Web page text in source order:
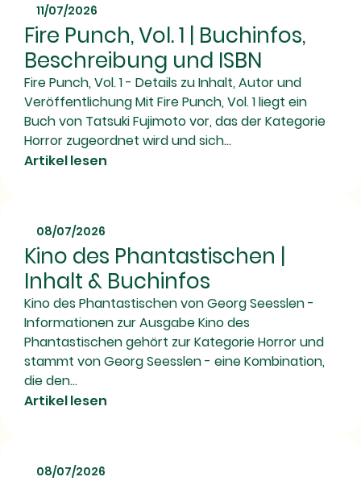
11/07/2026
Fire Punch, Vol. 1 | Buchinfos,
Beschreibung und ISBN
Fire Punch, Vol. 1 - Details zu Inhalt, Autor und
Veröffentlichung Mit Fire Punch, Vol. 1 liegt ein
Buch von Tatsuki Fujimoto vor, das der Kategorie
Horror zugeordnet wird und sich...
Artikel lesen
08/07/2026
Kino des Phantastischen |
Inhalt & Buchinfos
Kino des Phantastischen von Georg Seesslen -
Informationen zur Ausgabe Kino des
Phantastischen gehört zur Kategorie Horror und
stammt von Georg Seesslen - eine Kombination,
die den...
Artikel lesen
08/07/2026